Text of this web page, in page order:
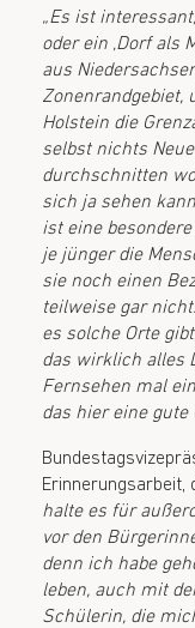
„Es ist
oder ein ‚Dorf als
aus
Zonenrandgebiet,
Holstein die
selbst nichts
durchschnitten
sich ja sehen
ist eine
je jünger die
sie noch einen
teilweise gar
es solche Orte
das wirklich alles
Fernsehen mal
das hier eine gute
Erinnerungsarbeit,
halte es für
vor den
denn ich habe
leben, auch mit
Schülerin, die